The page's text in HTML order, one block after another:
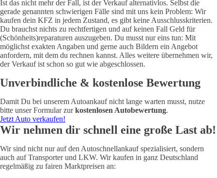
Ist das nicht mehr der Fall, ist der Verkauf alternativlos. Selbst die
gerade genannten schwierigen Fälle sind mit uns kein Problem: Wir
kaufen dein KFZ in jedem Zustand, es gibt keine Ausschlusskriterien.
Du brauchst nichts zu rechtfertigen und auf keinen Fall Geld für
(Schönheits)reparaturen auszugeben. Du musst nur eins tun: Mit
möglichst exakten Angaben und gerne auch Bildern ein Angebot
anfordern, mit dem du rechnen kannst. Alles weitere übernehmen wir,
der Verkauf ist schon so gut wie abgeschlossen.
Unverbindliche & kostenlose Bewertung
Damit Du bei unserem Autoankauf nicht lange warten musst, nutze
bitte unser Formular zurkostenlosen Autobewertung.
Jetzt Auto verkaufen!
Wir nehmen dir schnell eine große Last ab!
Wir sind nicht nur auf den Autoschnellankauf spezialisiert, sondern
auch auf Transporter und LKW. Wir kaufen in ganz Deutschland
regelmäßig zu fairen Marktpreisen an: